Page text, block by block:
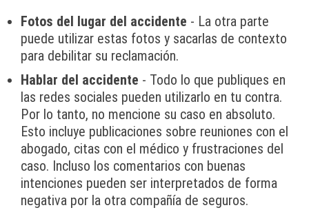
Fotos del lugar del accidente - La otra parte
puede utilizar estas fotos y sacarlas de contexto
para debilitar su reclamación.
Hablar del accidente - Todo lo que publiques en
las redes sociales pueden utilizarlo en tu contra.
Por lo tanto, no mencione su caso en absoluto.
Esto incluye publicaciones sobre reuniones con el
abogado, citas con el médico y frustraciones del
caso. Incluso los comentarios con buenas
intenciones pueden ser interpretados de forma
negativa por la otra compañía de seguros.